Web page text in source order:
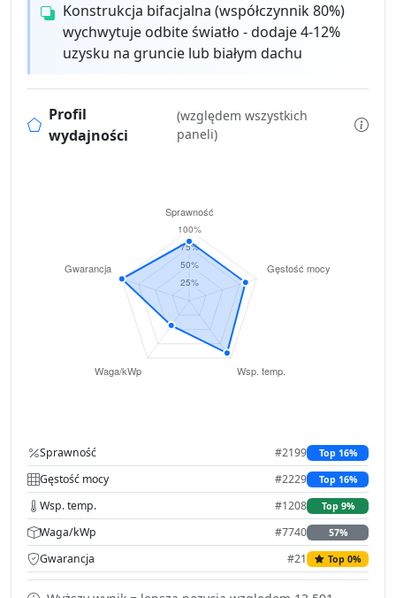
Konstrukcja bifacjalna (współczynnik 80%)
wychwytuje odbite światło - dodaje 4-12%
uzysku na gruncie lub białym dachu
Profil
wydajności
(względem wszystkich
paneli)
Sprawność #2199 Top 16%
Gęstość mocy #2229 Top 16%
Wsp. temp. #1208 Top 9%
Waga/kWp #7740 57%
Gwarancja #21 Top 0%